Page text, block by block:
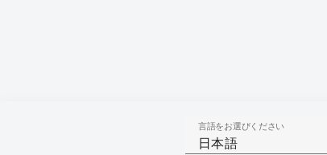
言語をお選びください
日本語